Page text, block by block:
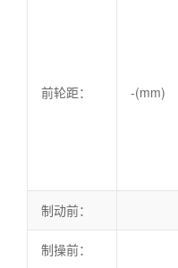
前轮距： -(mm)
制动前：
制操前：